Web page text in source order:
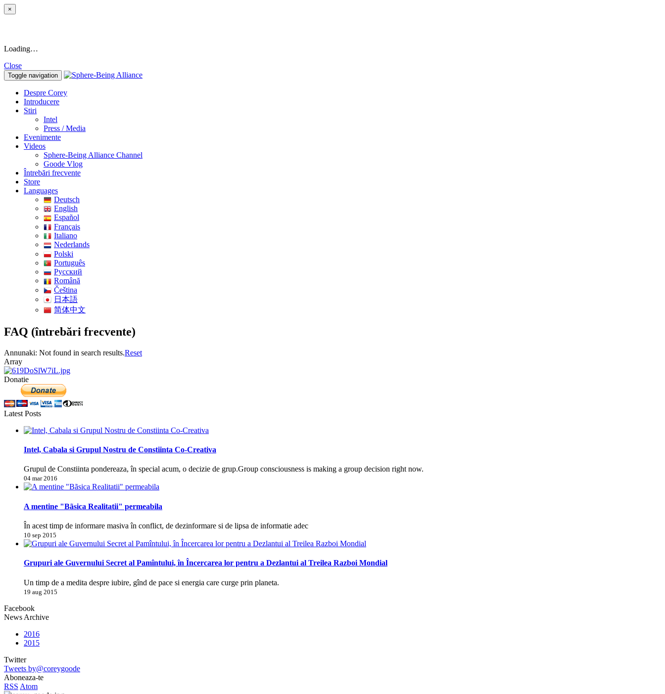
×
Loading…
Close
Toggle navigation
Despre Corey
Introducere
Stiri
Intel
Press / Media
Evenimente
Videos
Sphere-Being Alliance Channel
Goode Vlog
Întrebări frecvente
Store
Languages
Deutsch
English
Español
Français
Italiano
Nederlands
Polski
Português
Pусский
Română
Čeština
日本語
简体中文
FAQ (întrebări frecvente)
Annunaki: Not found in search results.Reset
Array
Donatie
Latest Posts
Intel, Cabala si Grupul Nostru de Constiinta Co-Creativa
Grupul de Constiinta pondereaza, în special acum, o decizie de grup.Group consciousness is making a group decision right now.
04 mar 2016
A mentine "Bãsica Realitatii" permeabila
În acest timp de informare masiva în conflict, de dezinformare si de lipsa de informatie adec
10 sep 2015
Grupuri ale Guvernului Secret al Pamîntului, în Încercarea lor pentru a Dezlantui al Treilea Razboi Mondial
Un timp de a medita despre iubire, gînd de pace si energia care curge prin planeta.
19 aug 2015
Facebook
News Archive
2016
2015
Twitter
Tweets by@coreygoode
Aboneaza-te
RSS Atom